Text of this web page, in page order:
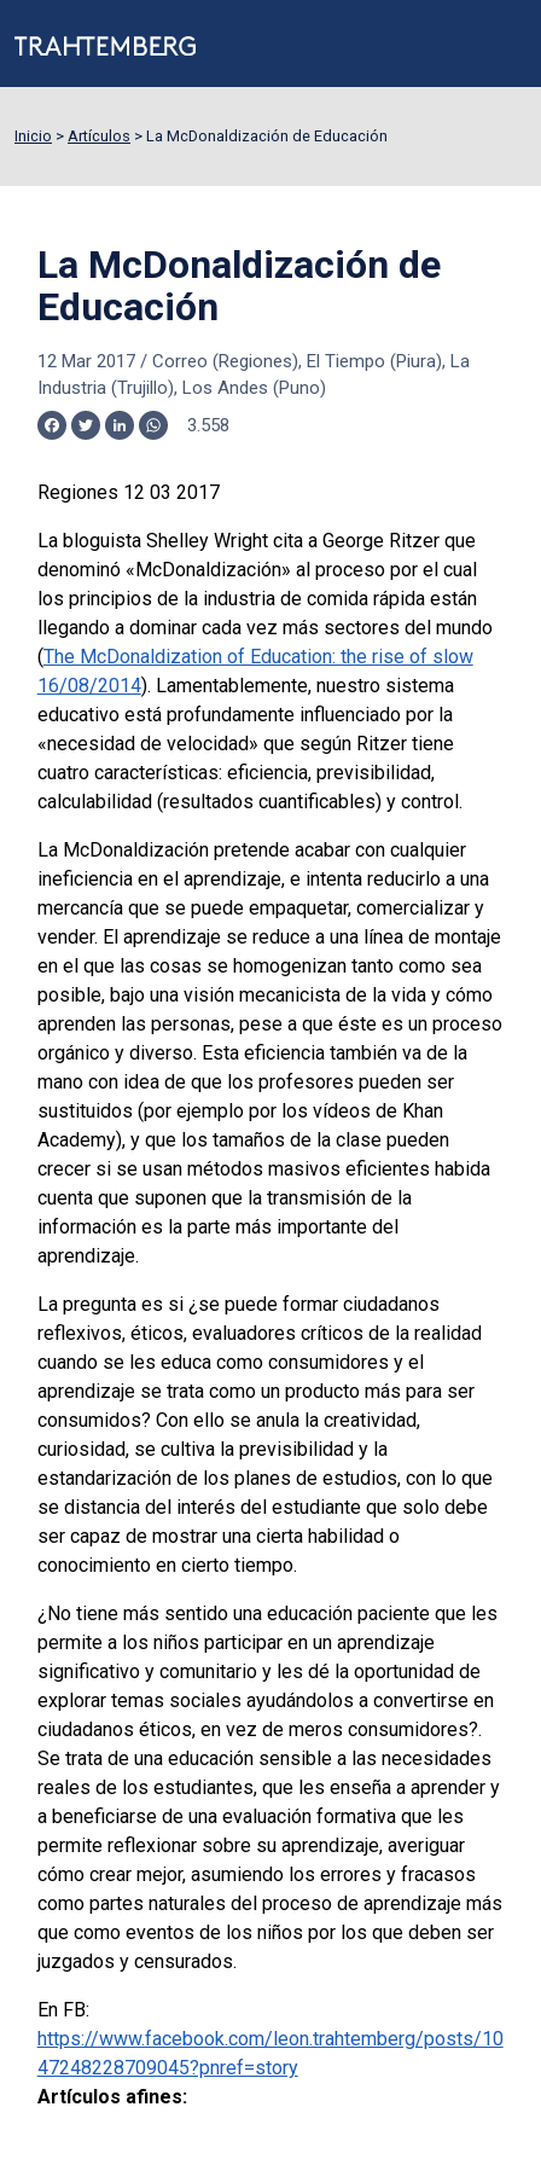
Inicio > Artículos > La McDonaldización de Educación
La McDonaldización de
Educación
12 Mar 2017/ Correo (Regiones), El Tiempo (Piura), La
Industria (Trujillo), Los Andes (Puno)
Facebook
TwitterLinkedInWhatsApp
3.558
Regiones 12 03 2017
La bloguista Shelley Wright cita a George Ritzer que
denominó «McDonaldización» al proceso por el cual
los principios de la industria de comida rápida están
llegando a dominar cada vez más sectores del mundo
(The McDonaldization of Education: the rise of slow
16/08/2014). Lamentablemente, nuestro sistema
educativo está profundamente influenciado por la
«necesidad de velocidad» que según Ritzer tiene
cuatro características: eficiencia, previsibilidad,
calculabilidad (resultados cuantificables) y control.
La McDonaldización pretende acabar con cualquier
ineficiencia en el aprendizaje, e intenta reducirlo a una
mercancía que se puede empaquetar, comercializar y
vender. El aprendizaje se reduce a una línea de montaje
en el que las cosas se homogenizan tanto como sea
posible, bajo una visión mecanicista de la vida y cómo
aprenden las personas, pese a que éste es un proceso
orgánico y diverso. Esta eficiencia también va de la
mano con idea de que los profesores pueden ser
sustituidos (por ejemplo por los vídeos de Khan
Academy), y que los tamaños de la clase pueden
crecer si se usan métodos masivos eficientes habida
cuenta que suponen que la transmisión de la
información es la parte más importante del
aprendizaje.
La pregunta es si ¿se puede formar ciudadanos
reflexivos, éticos, evaluadores críticos de la realidad
cuando se les educa como consumidores y el
aprendizaje se trata como un producto más para ser
consumidos? Con ello se anula la creatividad,
curiosidad, se cultiva la previsibilidad y la
estandarización de los planes de estudios, con lo que
se distancia del interés del estudiante que solo debe
ser capaz de mostrar una cierta habilidad o
conocimiento en cierto tiempo.
¿No tiene más sentido una educación paciente que les
permite a los niños participar en un aprendizaje
significativo y comunitario y les dé la oportunidad de
explorar temas sociales ayudándolos a convertirse en
ciudadanos éticos, en vez de meros consumidores?.
Se trata de una educación sensible a las necesidades
reales de los estudiantes, que les enseña a aprender y
a beneficiarse de una evaluación formativa que les
permite reflexionar sobre su aprendizaje, averiguar
cómo crear mejor, asumiendo los errores y fracasos
como partes naturales del proceso de aprendizaje más
que como eventos de los niños por los que deben ser
juzgados y censurados.
En FB:
https://www.facebook.com/leon.trahtemberg/posts/10
47248228709045?pnref=story
Artículos afines: